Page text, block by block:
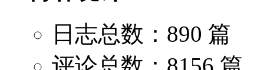
日志总数：890 篇